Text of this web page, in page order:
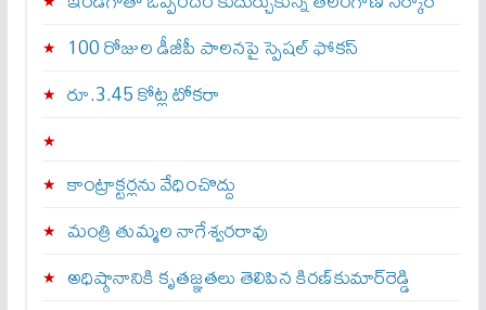
100 రోజుల డీజీపీ పాలనపై స్పెషల్ ఫోకస్
రూ.3.45 కోట్ల టోకరా
కాంట్రాక్టర్లను వేధించొద్దు
మంత్రి తుమ్మల నాగేశ్వరరావు
అధిష్ఠానానికి కృతజ్ఞతలు తెలిపిన కిరణ్‌కుమార్‌రెడ్డి